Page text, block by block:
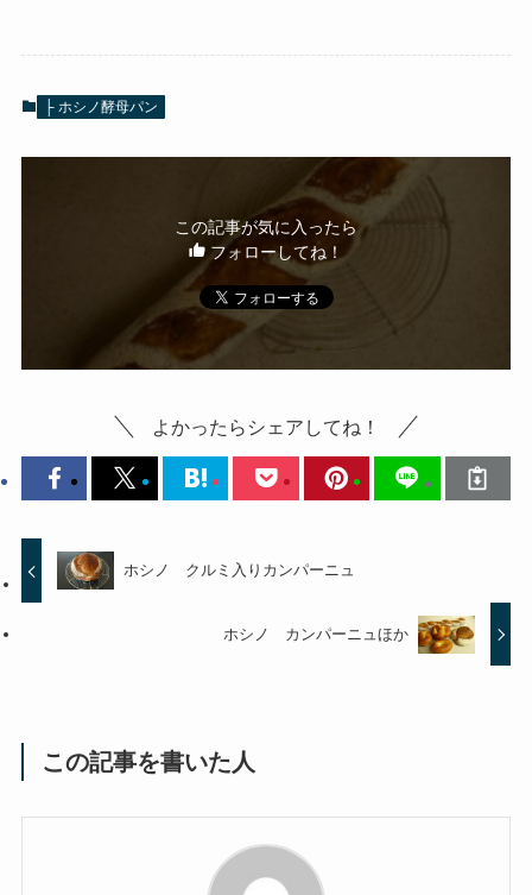
├ ホシノ酵母パン
この記事が気に入ったら
フォローしてね！
よかったらシェアしてね！
ホシノ クルミ入りカンパーニュ
ホシノ カンパーニュほか
この記事を書いた人